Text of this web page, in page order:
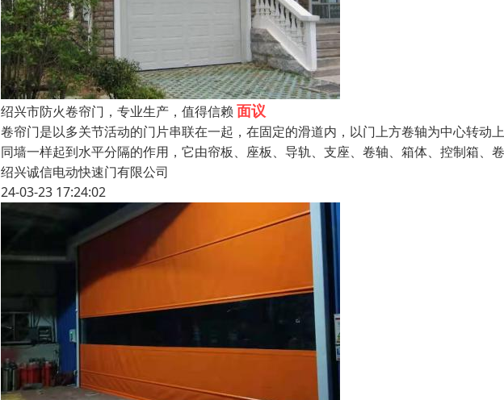
绍兴市防火卷帘门，专业生产，值得信赖 面议
卷帘门是以多关节活动的门片串联在一起，在固定的滑道内，以门上方卷轴为中心转动
同墙一样起到水平分隔的作用，它由帘板、座板、导轨、支座、卷轴、箱体、控制箱、
绍兴诚信电动快速门有限公司
24-03-23 17:24:02